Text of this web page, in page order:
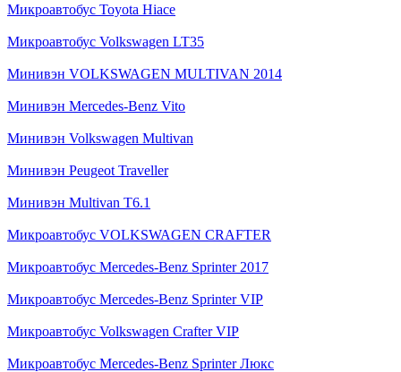
Микроавтобус Toyota Hiace
Микроавтобус Volkswagen LT35
Минивэн VOLKSWAGEN MULTIVAN 2014
Минивэн Mercedes-Benz Vito
Минивэн Volkswagen Multivan
Минивэн Peugeot Traveller
Минивэн Multivan Т6.1
Микроавтобус VOLKSWAGEN CRAFTER
Микроавтобус Mercedes-Benz Sprinter 2017
Микроавтобус Mercedes-Benz Sprinter VIP
Микроавтобус Volkswagen Crafter VIP
Микроавтобус Mercedes-Benz Sprinter Люкс